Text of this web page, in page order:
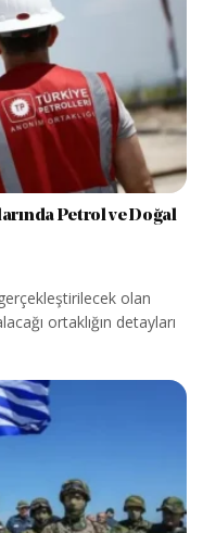
Petrol ve Doğal
olan
ortaklığın detayları